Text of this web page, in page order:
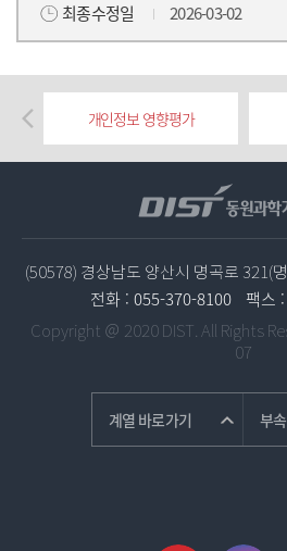
최종수정일
2026-03-02
(50578) 경상남도 양산시 명곡로 321(
전화 : 055-370-8100 팩스 :
Copyright ＠ 2020 DIST. All Rights
07
개인정보 영향평가
계열 바로가기 부